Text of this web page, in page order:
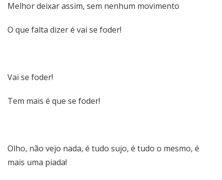
Melhor deixar assim, sem nenhum movimento
O que falta dizer é vai se foder!
Vai se foder!
Tem mais é que se foder!
Olho, não vejo nada, é tudo sujo, é tudo o mesmo, é
mais uma piada!